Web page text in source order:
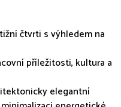
čtvrti s výhledem na
příležitosti, kultura a
elegantní